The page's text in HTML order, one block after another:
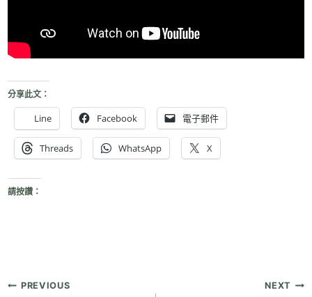
分享此文：
Line Facebook 電子郵件
Threads WhatsApp X
請按讚：
文PREVIOUS NEXT